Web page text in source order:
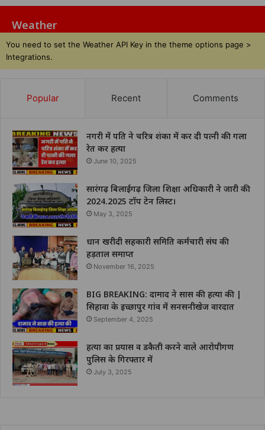
Weather
You need to set the Weather API Key in the theme options page >
Integrations.
Popular Recent Comments
नगरी में पति ने चरित्र शंका में कर दी पत्नी की गला
रेत कर हत्या
June 10, 2025
सारंगढ़ बिलाईगढ़ जिला शिक्षा अधिकारी ने जारी की
2024.2025 टॉप टेन लिस्ट।
May 3, 2025
धान खरीदी सहकारी समिति कर्मचारी संघ की
हड़ताल समाप्त
November 16, 2025
BIG BREAKING: दामाद ने सास की हत्या की |
सिहावा के इच्छापुर गांव में सनसनीखेज वारदात
September 4, 2025
हत्या का प्रयास व डकैती करने वाले आरोपीगण
पुलिस के गिरफ्तार में
July 3, 2025